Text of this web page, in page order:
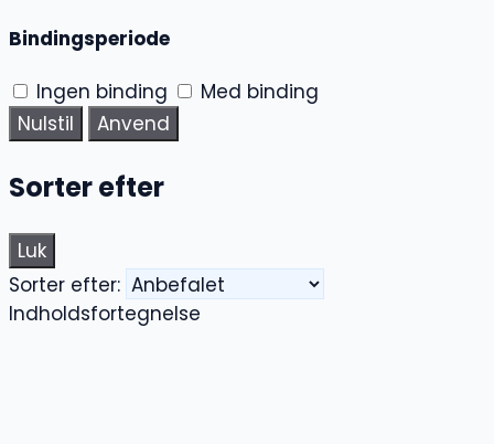
Bindingsperiode
Ingen binding
Med binding
Nulstil
Anvend
Sorter efter
Luk
Sorter efter:
Indholdsfortegnelse